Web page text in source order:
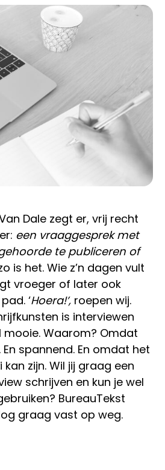
Dale zegt er, vrij recht
een vraaggesprek met
te publiceren of
is het. Wie z’n dagen vult
vroeger of later ook
‘Hoera!’, roepen wij.
is interviewen
mooie. Waarom? Omdat
spannend. En omdat het
zijn. Wil jij graag een
schrijven en kun je wel
BureauTekst
graag vast op weg.